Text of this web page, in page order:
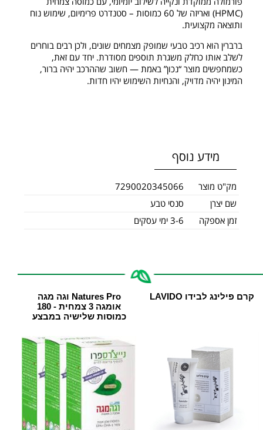
(HPMC) ואריזה של 60 כמוסות – סטנדרט פרימיום, שימוש נוח
ותוצאה מקצועית.
ברברין הוא רכיב טבעי שמופק מצמחים שונים, ולכן רבים בוחרים
לשלב אותו כחלק משגרת תוספים מסודרת. יחד עם זאת,
כשמחפשים מוצר “נכון” באמת — חשוב שההרכב יהיה ברור,
המינון יהיה מדויק, והנחיות השימוש יהיו חדות.
מידע נוסף
מק"ט מוצר
7290020345066
שם יצרן
סנסי טבע
זמן אספקה
3-6 ימי עסקים
קרם פילינג לבידו LAVIDO
Natures Pro וגה מגה
אומגה 3 צמחית - 180
כמוסות שלישיה במבצע